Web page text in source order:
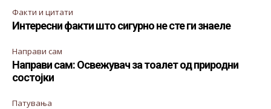
Факти и цитати
Интересни факти што сигурно не сте ги знаеле
Направи сам
Направи сам: Освежувач за тоалет од природни
состојки
Патувања